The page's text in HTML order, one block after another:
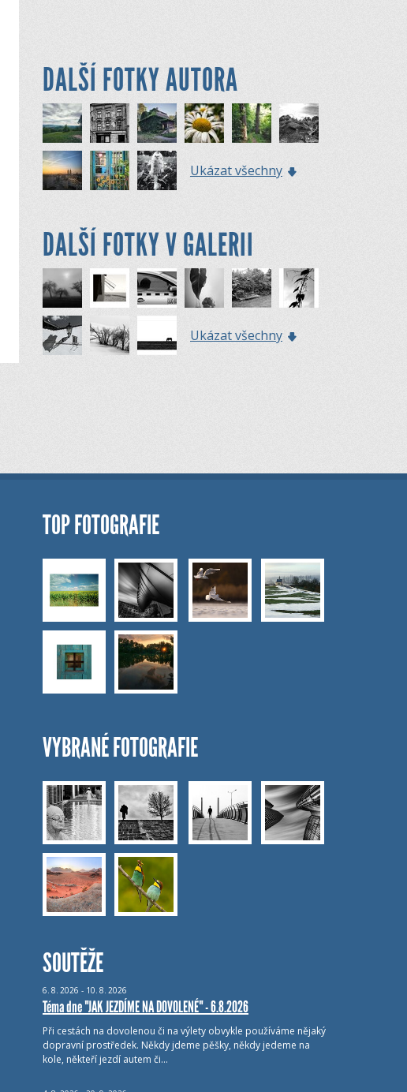
DALŠÍ FOTKY AUTORA
Ukázat všechny
DALŠÍ FOTKY V GALERII
Ukázat všechny
TOP FOTOGRAFIE
VYBRANÉ FOTOGRAFIE
SOUTĚŽE
6. 8. 2026 - 10. 8. 2026
Téma dne "JAK JEZDÍME NA DOVOLENÉ" - 6.8.2026
Při cestách na dovolenou či na výlety obvykle používáme nějaký
dopravní prostředek. Někdy jdeme pěšky, někdy jedeme na
kole, někteří jezdí autem či…